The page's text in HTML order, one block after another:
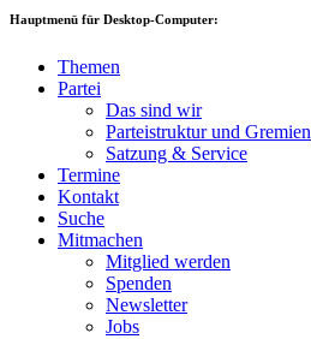
Hauptmenü für Desktop-Computer:
Themen
Partei
Das sind wir
Parteistruktur und Gremien
Satzung & Service
Termine
Kontakt
Suche
Mitmachen
Mitglied werden
Spenden
Newsletter
Jobs